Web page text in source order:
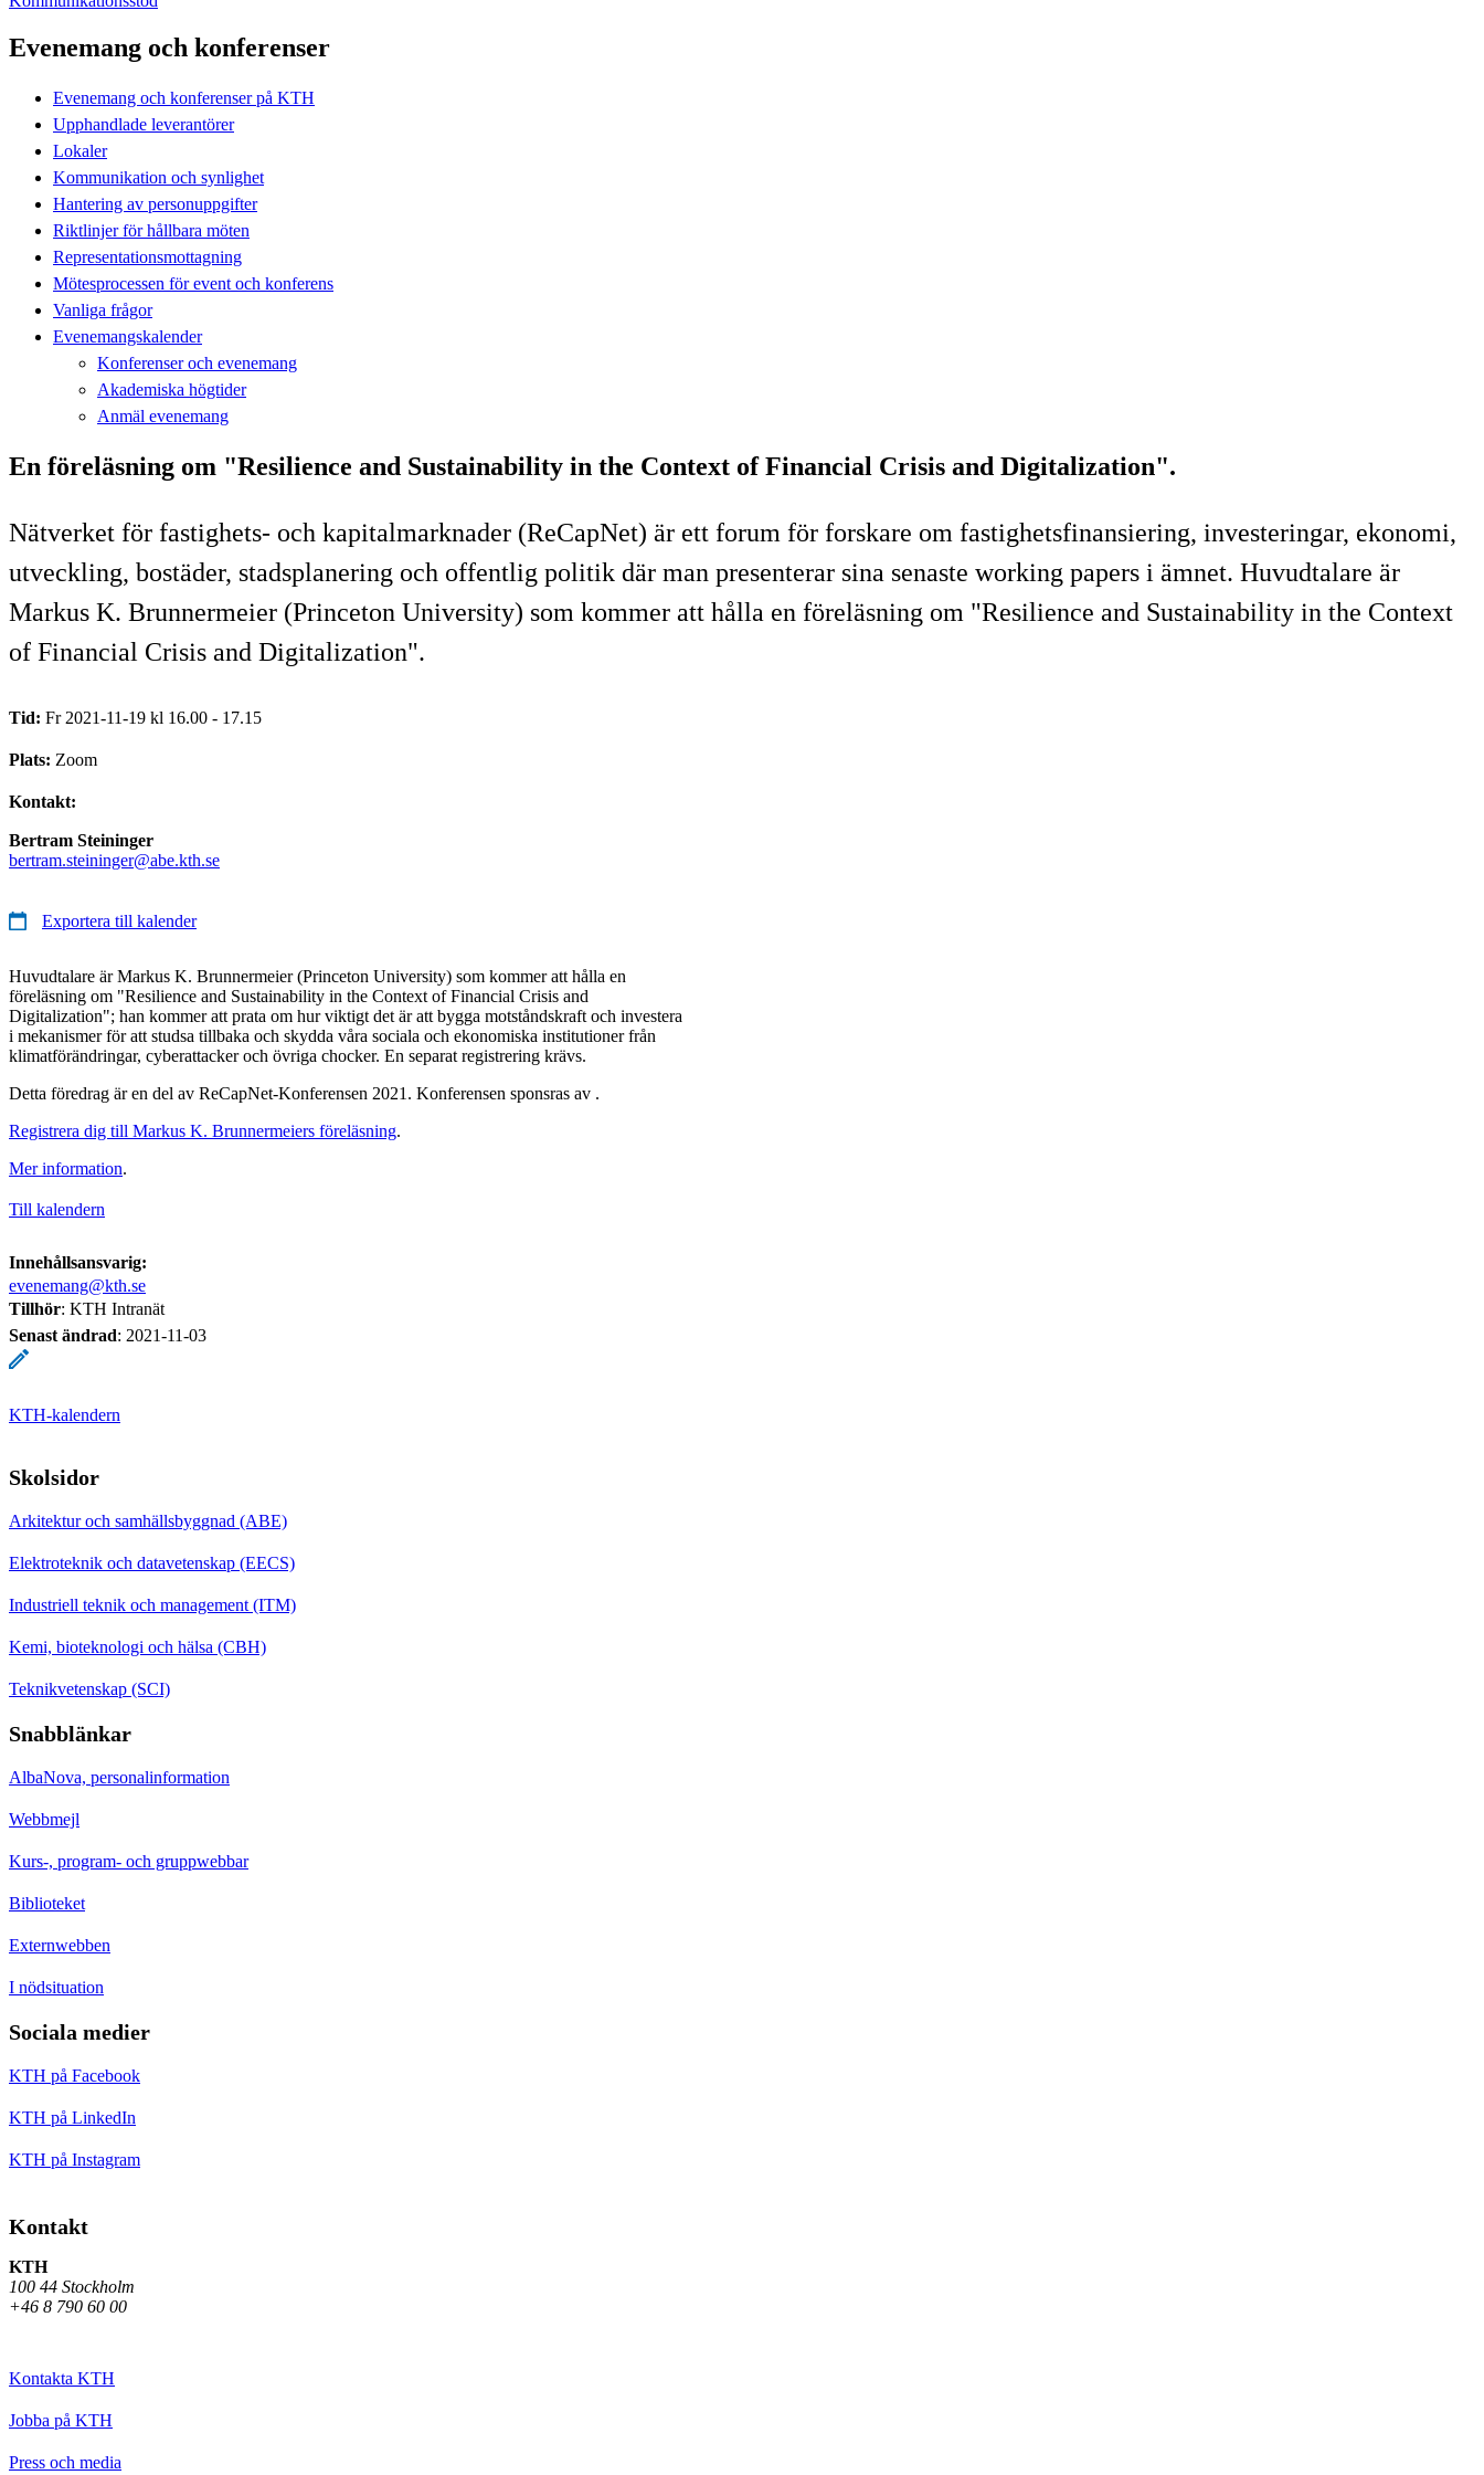
Evenemang och konferenser
Evenemang och konferenser på KTH
Upphandlade leverantörer
Lokaler
Kommunikation och synlighet
Hantering av personuppgifter
Riktlinjer för hållbara möten
Representationsmottagning
Mötesprocessen för event och konferens
Vanliga frågor
Evenemangskalender
Konferenser och evenemang
Akademiska högtider
Anmäl evenemang
En föreläsning om "Resilience and Sustainability in the Context of Financial Crisis and Digitalization".
Nätverket för fastighets- och kapitalmarknader (ReCapNet) är ett forum för forskare om fastighetsfinansiering, investeringar, ekonomi,
utveckling, bostäder, stadsplanering och offentlig politik där man presenterar sina senaste working papers i ämnet. Huvudtalare är
Markus K. Brunnermeier (Princeton University) som kommer att hålla en föreläsning om "Resilience and Sustainability in the Context
of Financial Crisis and Digitalization".
Tid: Fr 2021-11-19 kl 16.00 - 17.15
Plats: Zoom
Kontakt:
Bertram Steininger
bertram.steininger@abe.kth.se
Exportera till kalender
Huvudtalare är Markus K. Brunnermeier (Princeton University) som kommer att hålla en
föreläsning om "Resilience and Sustainability in the Context of Financial Crisis and
Digitalization"; han kommer att prata om hur viktigt det är att bygga motståndskraft och investera
i mekanismer för att studsa tillbaka och skydda våra sociala och ekonomiska institutioner från
klimatförändringar, cyberattacker och övriga chocker. En separat registrering krävs.
Detta föredrag är en del av ReCapNet-Konferensen 2021. Konferensen sponsras av .
Registrera dig till Markus K. Brunnermeiers föreläsning.
Mer information.
Till kalendern
Innehållsansvarig:
evenemang@kth.se
Tillhör: KTH Intranät
Senast ändrad: 2021-11-03
KTH-kalendern
Skolsidor
Arkitektur och samhällsbyggnad (ABE)
Elektroteknik och datavetenskap (EECS)
Industriell teknik och management (ITM)
Kemi, bioteknologi och hälsa (CBH)
Teknikvetenskap (SCI)
Snabblänkar
AlbaNova, personalinformation
Webbmejl
Kurs-, program- och gruppwebbar
Biblioteket
Externwebben
I nödsituation
Sociala medier
KTH på Facebook
KTH på LinkedIn
KTH på Instagram
Kontakt
KTH
100 44 Stockholm
+46 8 790 60 00
Kontakta KTH
Jobba på KTH
Press och media